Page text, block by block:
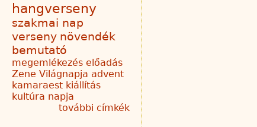
hangverseny
szakmai nap
verseny növendék
bemutató
megemlékezés előadás
Zene Világnapja advent
kamaraest kiállítás
kultúra napja
további címkék